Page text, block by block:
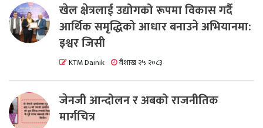
खेल क्षेत्रलाई उद्योगको रूपमा विकास गर्दै
आर्थिक समृद्धिको आधार बनाउने अभियानमा:
इश्वर जिसी
KTM Dainik वैशाख २५ २०८३
जेनजी आन्दोलन र अबको राजनीतिक
मार्गचित्र